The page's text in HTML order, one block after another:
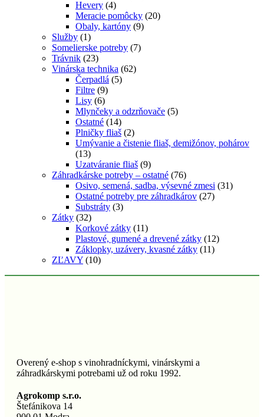
Hevery (4)
Meracie pomôcky (20)
Obaly, kartóny (9)
Služby (1)
Somelierske potreby (7)
Trávnik (23)
Vinárska technika (62)
Čerpadlá (5)
Filtre (9)
Lisy (6)
Mlynčeky a odzrňovače (5)
Ostatné (14)
Plničky fliaš (2)
Umývanie a čistenie fliaš, demižónov, pohárov
(13)
Uzatváranie fliaš (9)
Záhradkárske potreby – ostatné (76)
Osivo, semená, sadba, výsevné zmesi (31)
Ostatné potreby pre záhradkárov (27)
Substráty (3)
Zátky (32)
Korkové zátky (11)
Plastové, gumené a drevené zátky (12)
Záklopky, uzávery, kvasné zátky (11)
ZĽAVY (10)
Overený e-shop s vinohradníckymi, vinárskymi a
záhradkárskymi potrebami už od roku 1992.
Agrokomp s.r.o.
Štefánikova 14